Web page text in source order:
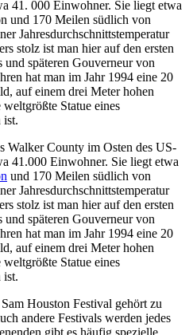
41. 000 Einwohner. Sie liegt etwa
und 170 Meilen südlich von
Jahresdurchschnittstemperatur
stolz ist man hier auf den ersten
und späteren Gouverneur von
hat man im Jahr 1994 eine 20
auf einem drei Meter hohen
Statue eines
ist.
Walker County im Osten des US-
41.000 Einwohner. Sie liegt etwa
und 170 Meilen südlich von
Jahresdurchschnittstemperatur
stolz ist man hier auf den ersten
und späteren Gouverneur von
hat man im Jahr 1994 eine 20
auf einem drei Meter hohen
Statue eines
ist.
Houston Festival gehört zu
andere Festivals werden jedes
gibt es häufig spezielle